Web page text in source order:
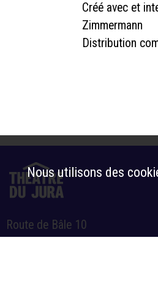
Créé avec et
Zimmermann
Distribution
Route de Bâle 10
Nous utilisons des